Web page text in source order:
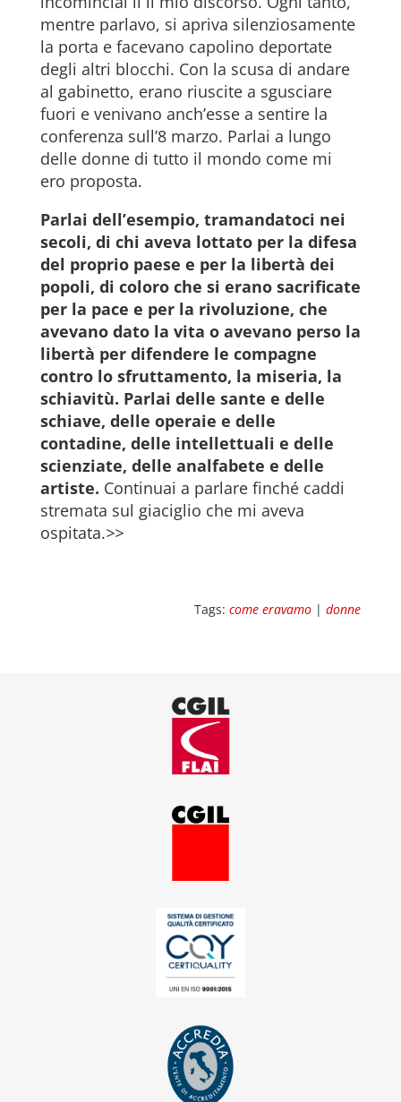
mentre parlavo, si apriva silenziosamente
la porta e facevano capolino deportate
degli altri blocchi. Con la scusa di andare
al gabinetto, erano riuscite a sgusciare
fuori e venivano anch’esse a sentire la
conferenza sull’8 marzo. Parlai a lungo
delle donne di tutto il mondo come mi
ero proposta.
Parlai dell’esempio, tramandatoci nei
secoli, di chi aveva lottato per la difesa
del proprio paese e per la libertà dei
popoli, di coloro che si erano sacrificate
per la pace e per la rivoluzione, che
avevano dato la vita o avevano perso la
libertà per difendere le compagne
contro lo sfruttamento, la miseria, la
schiavitù. Parlai delle sante e delle
schiave, delle operaie e delle
contadine, delle intellettuali e delle
scienziate, delle analfabete e delle
artiste. Continuai a parlare finché caddi
stremata sul giaciglio che mi aveva
ospitata.>>
Tags:come eravamo |donne